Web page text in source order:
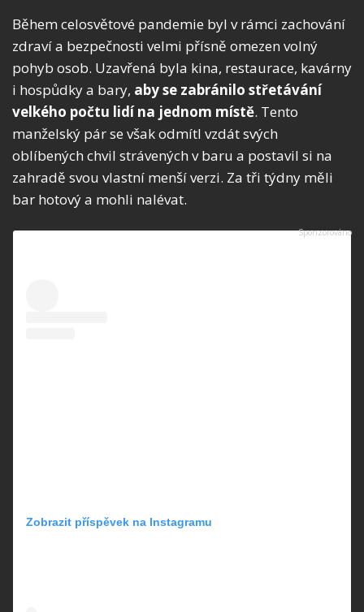
Během celosvětové pandemie byl v rámci zachování
zdraví a bezpečnosti velmi přísně omezen volný
pohyb osob. Uzavřená byla kina, restaurace, kavárny
i hospůdky a bary, aby se zabránilo střetávání
velkého počtu lidí na jednom místě. Tento
manželský pár se však odmítl vzdát svých
oblíbených chvil strávených v baru a postavil si na
zahradě svou vlastní menší verzi. Za tři týdny měli
bar hotový a mohli nalévat.
Zobrazit příspěvek na Instagramu